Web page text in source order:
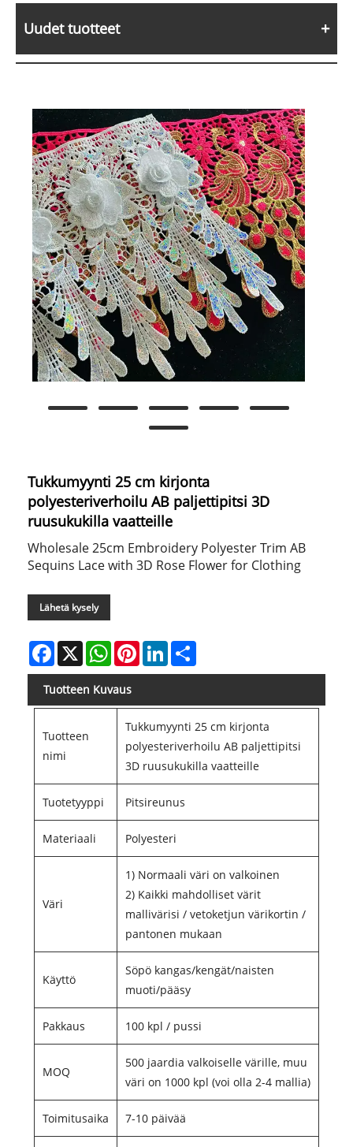
Uudet tuotteet
Tukkumyynti 25 cm kirjonta
polyesteriverhoilu AB paljettipitsi 3D
ruusukukilla vaatteille
Wholesale 25cm Embroidery Polyester Trim AB
Sequins Lace with 3D Rose Flower for Clothing
Lähetä kysely
Facebook
X WhatsAppPinterestLinkedIn
Tuotteen Kuvaus
Tuotteen
nimi
Tukkumyynti 25 cm kirjonta
polyesteriverhoilu AB paljettipitsi
3D ruusukukilla vaatteille
Tuotetyyppi Pitsireunus
Materiaali Polyesteri
Väri
1) Normaali väri on valkoinen
2) Kaikki mahdolliset värit
mallivärisi / vetoketjun värikortin /
pantonen mukaan
Käyttö
Söpö kangas/kengät/naisten
muoti/pääsy
Pakkaus 100 kpl / pussi
MOQ
500 jaardia valkoiselle värille, muu
väri on 1000 kpl (voi olla 2-4 mallia)
Toimitusaika 7-10 päivää